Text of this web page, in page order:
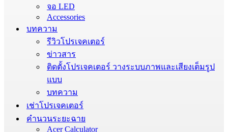
จอ LED
Accessories
บทความ
รีวิวโปรเจคเตอร์
ข่าวสาร
ติดตั้งโปรเจคเตอร์ วางระบบภาพและเสียงเต็มรูป
แบบ
บทความ
เช่าโปรเจคเตอร์
คำนวนระยะฉาย
Acer Calculator